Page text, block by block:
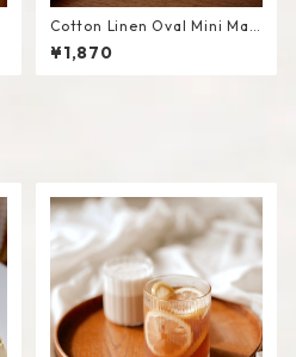
Cotton Linen Oval Mini Mat
#White
¥1,870